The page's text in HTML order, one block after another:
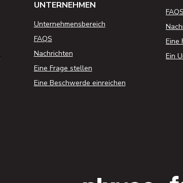
UNTERNEHMEN
Unternehmensbereich
FAQS
Nachrichten
Eine Frage stellen
Eine Beschwerde einreichen
FAQS
Eine
Ein